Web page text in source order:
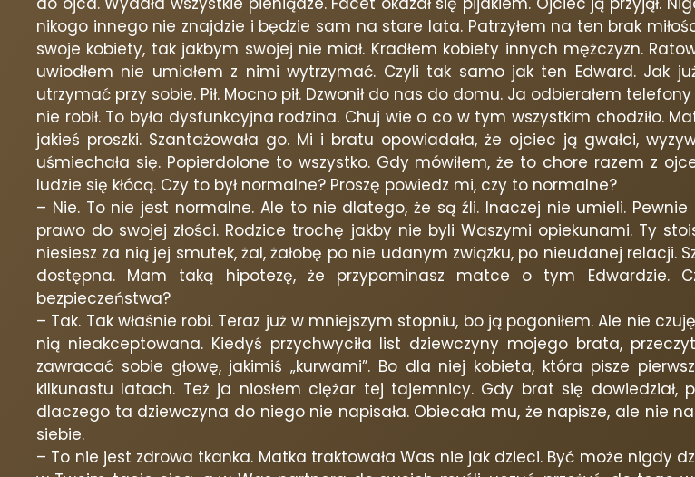
nikogo innego nie znajdzie i będzie sam na stare lata. Patrzyłem na ten brak
swoje kobiety, tak jakbym swojej nie miał. Kradłem kobiety innych mężczyzn.
uwiodłem nie umiałem z nimi wytrzymać. Czyli tak samo jak ten Edward. Jak
utrzymać przy sobie. Pił. Mocno pił. Dzwonił do nas do domu. Ja odbierałem
nie robił. To była dysfunkcyjna rodzina. Chuj wie o co w tym wszystkim chodziło.
jakieś proszki. Szantażowała go. Mi i bratu opowiadała, że ojciec ją gwałci,
uśmiechała się. Popierdolone to wszystko. Gdy mówiłem, że to chore razem z
ludzie się kłócą. Czy to był normalne? Proszę powiedz mi, czy to normalne?
– Nie. To nie jest normalne. Ale to nie dlatego, że są źli. Inaczej nie umieli.
prawo do swojej złości. Rodzice trochę jakby nie byli Waszymi opiekunami. Ty
niesiesz za nią jej smutek, żal, żałobę po nie udanym związku, po nieudanej
dostępna. Mam taką hipotezę, że przypominasz matce o tym Edwardzie.
bezpieczeństwa?
– Tak. Tak właśnie robi. Teraz już w mniejszym stopniu, bo ją pogoniłem. Ale nie
nią nieakceptowana. Kiedyś przychwyciła list dziewczyny mojego brata,
zawracać sobie głowę, jakimiś „kurwami”. Bo dla niej kobieta, która pisze
kilkunastu latach. Też ja niosłem ciężar tej tajemnicy. Gdy brat się dowiedział,
dlaczego ta dziewczyna do niego nie napisała. Obiecała mu, że napisze, ale nie
siebie.
– To nie jest zdrowa tkanka. Matka traktowała Was nie jak dzieci. Być może nigdy